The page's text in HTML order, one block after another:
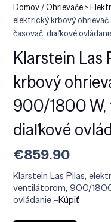
Domov/Ohrievače >
elektrický krbový
časovač, diaľkové
Klarstein Las
krbový
900/1800 W,
diaľkové
€859.90
Klarstein Las Pilas,
ventilátorom, 900/
ovládanie –Kúpiť